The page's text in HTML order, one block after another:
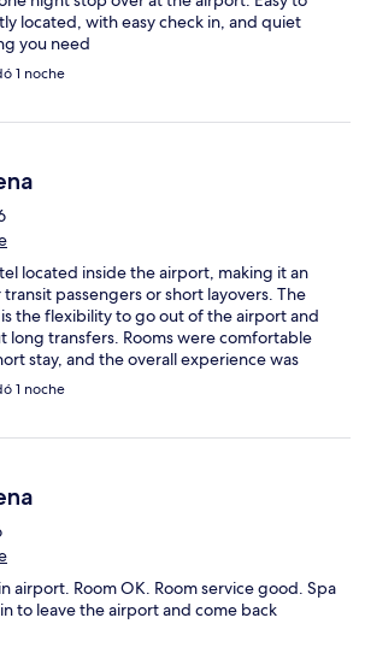
located, with easy check in, and quiet
you need
1 noche
located inside the airport, making it an
passengers or short layovers. The
the flexibility to go out of the airport and
long transfers. Rooms were comfortable
stay, and the overall experience was
for travelers in transit.
1 noche
airport. Room OK. Room service good. Spa
to leave the airport and come back